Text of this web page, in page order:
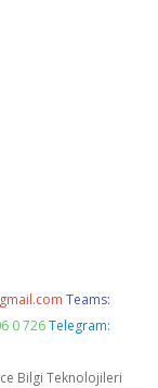
Teams:
0 726 Telegram:
Bilgi Teknolojileri